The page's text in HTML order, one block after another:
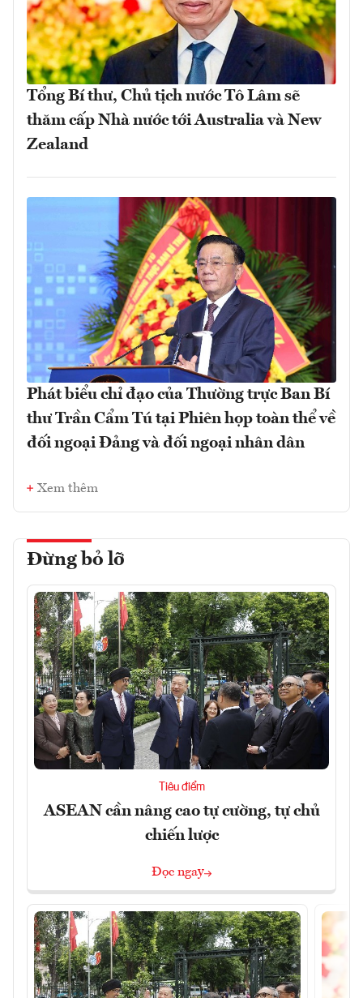
Tổng Bí thư, Chủ tịch nước Tô Lâm sẽ
thăm cấp Nhà nước tới Australia và New
Zealand
Phát biểu chỉ đạo của Thường trực Ban Bí
thư Trần Cẩm Tú tại Phiên họp toàn thể về
đối ngoại Đảng và đối ngoại nhân dân
Xem thêm
Đừng bỏ lỡ
Tiêu điểm
ASEAN cần nâng cao tự cường, tự chủ
chiến lược
Đọc ngay